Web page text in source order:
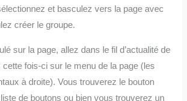
et basculez vers la page avec
créer le groupe.
sur la page, allez dans le fil d’actualité de
cette fois-ci sur le menu de la page (les
à droite). Vous trouverez le bouton
de boutons ou bien vous trouverez un